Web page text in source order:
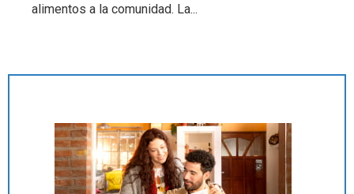
alimentos a la comunidad. La...